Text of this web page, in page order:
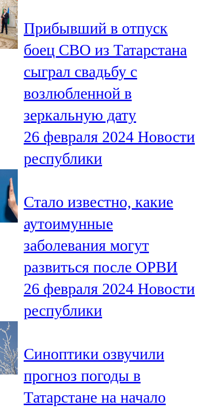
106,1 FM
Түбән Кама
102,6 FM
Чирмешән
107,7 FM
Чистай
103,0 FM
91,0 FM
Шәмәрдән
102,3 FM
Яңа чишмә
107,0 FM
Яр Чаллы
Прибывший в отпуск
боец СВО из Татарстана
сыграл свадьбу с
возлюбленной в
зеркальную дату
26 февраля 2024 Новости
республики
Стало известно, какие
аутоимунные
заболевания могут
развиться после ОРВИ
26 февраля 2024 Новости
республики
Синоптики озвучили
прогноз погоды в
Татарстане на начало